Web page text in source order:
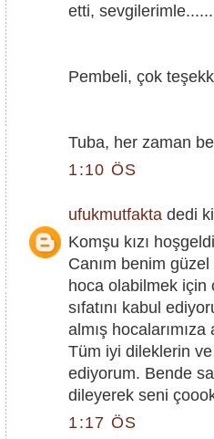
etti, sevgilerimle......
Pembeli, çok
Tuba, her zaman
1:10 ÖS
ufukmutfakta dedi
Komşu kızı
Canım benim
hoca olabilmek için
sıfatını kabul
almış
Tüm iyi dileklerin
ediyorum. Bende
dileyerek seni
1:17 ÖS